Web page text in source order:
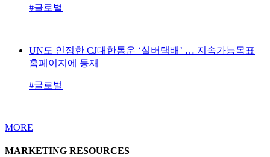
#글로벌
UN도 인정한 CJ대한통운 ‘실버택배’ … 지속가능목표
홈페이지에 등재
#글로벌
MORE
MARKETING RESOURCES